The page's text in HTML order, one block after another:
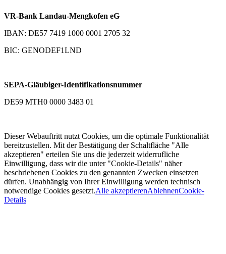
VR-Bank Landau-Mengkofen eG
IBAN: DE57 7419 1000 0001 2705 32
BIC: GENODEF1LND
SEPA-Gläubiger-Identifikationsnummer
DE59 MTH0 0000 3483 01
Dieser Webauftritt nutzt Cookies, um die optimale Funktionalität
bereitzustellen. Mit der Bestätigung der Schaltfläche "Alle
akzeptieren" erteilen Sie uns die jederzeit widerrufliche
Einwilligung, dass wir die unter "Cookie-Details" näher
beschriebenen Cookies zu den genannten Zwecken einsetzen
dürfen. Unabhängig von Ihrer Einwilligung werden technisch
notwendige Cookies gesetzt.Alle akzeptierenAblehnenCookie-
Details